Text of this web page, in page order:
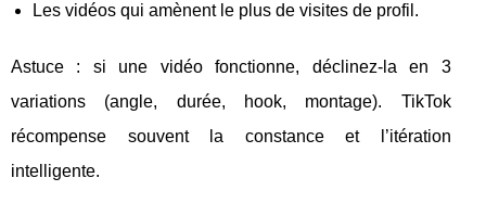
Les vidéos qui amènent le plus de visites de profil.
Astuce : si une vidéo fonctionne, déclinez-la en 3
variations (angle, durée, hook, montage). TikTok
récompense souvent la constance et l’itération
intelligente.